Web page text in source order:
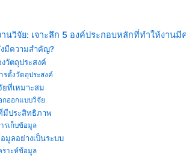
นวิจัย: เจาะลึก 5 องค์ประกอบหลักที่ทำให้งาน
มีความสำคัญ?
วัตถุประสงค์
รตั้งวัตถุประสงค์
ยที่เหมาะสม
กออกแบบวิจัย
มีประสิทธิภาพ
รเก็บข้อมูล
มูลอย่างเป็นระบบ
ราะห์ข้อมูล